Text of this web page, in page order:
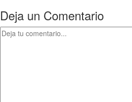
Deja un Comentario